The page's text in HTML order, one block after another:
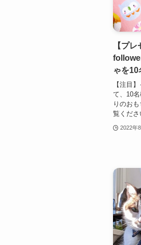
【プ
ゃを10
【注目
て、10
りのお
覧くださ
2022年